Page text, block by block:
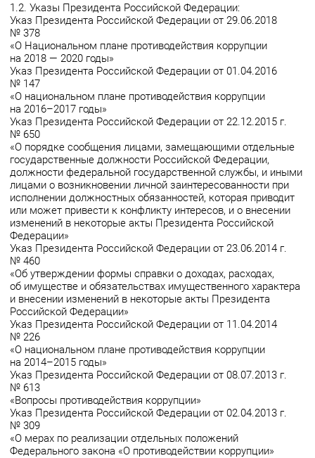
1.2. Указы Президента Российской Федерации:
Указ Президента Российской Федерации от 29.06.2018
№ 378
«О Национальном плане противодействия коррупции
на 2018 — 2020 годы»
Указ Президента Российской Федерации от 01.04.2016
№ 147
«О национальном плане противодействия коррупции
на 2016–2017 годы»
Указ Президента Российской Федерации от 22.12.2015 г.
№ 650
«О порядке сообщения лицами, замещающими отдельные
государственные должности Российской Федерации,
должности федеральной государственной службы, и иными
лицами о возникновении личной заинтересованности при
исполнении должностных обязанностей, которая приводит
или может привести к конфликту интересов, и о внесении
изменений в некоторые акты Президента Российской
Федерации»
Указ Президента Российской Федерации от 23.06.2014 г.
№ 460
«Об утверждении формы справки о доходах, расходах,
об имуществе и обязательствах имущественного характера
и внесении изменений в некоторые акты Президента
Российской Федерации»
Указ Президента Российской Федерации от 11.04.2014
№ 226
«О национальном плане противодействия коррупции
на 2014–2015 годы»
Указ Президента Российской Федерации от 08.07.2013 г.
№ 613
«Вопросы противодействия коррупции»
Указ Президента Российской Федерации от 02.04.2013 г.
№ 309
«О мерах по реализации отдельных положений
Федерального закона «О противодействии коррупции»